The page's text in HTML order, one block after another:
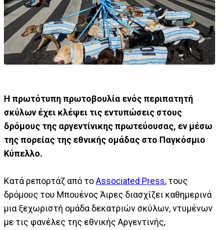
Η πρωτότυπη πρωτοβουλία ενός περιπατητή
σκύλων έχει κλέψει τις εντυπώσεις στους
δρόμους της αργεντίνικης πρωτεύουσας, εν μέσω
της πορείας της εθνικής ομάδας στο Παγκόσμιο
Κύπελλο.
Κατά ρεπορτάζ από τοAssociated Press, τους
δρόμους του Μπουένος Άιρες διασχίζει καθημερινά
μια ξεχωριστή ομάδα δεκατριών σκύλων, ντυμένων
με τις φανέλες της εθνικής Αργεντινής,